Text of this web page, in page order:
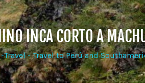
INCA CORTO A
Travel - Travel to Perú and